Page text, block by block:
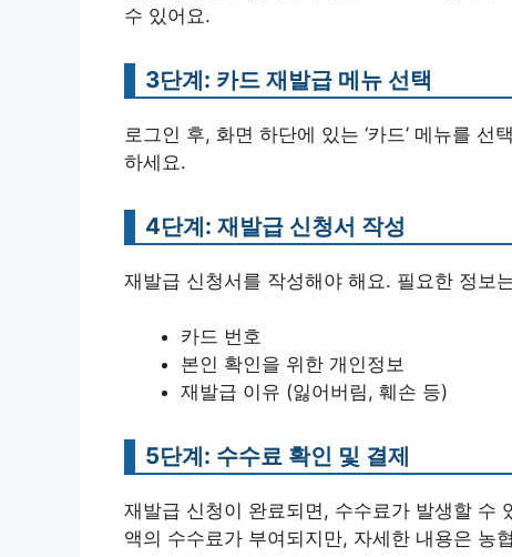
수 있어요.
3단계: 카드 재발급 메뉴 선택
로그인 후, 화면 하단에 있는 ‘카드’ 메뉴를 선
하세요.
4단계: 재발급 신청서 작성
재발급 신청서를 작성해야 해요. 필요한 정보
카드 번호
본인 확인을 위한 개인정보
재발급 이유 (잃어버림, 훼손 등)
5단계: 수수료 확인 및 결제
재발급 신청이 완료되면, 수수료가 발생할 수
액의 수수료가 부여되지만, 자세한 내용은 농